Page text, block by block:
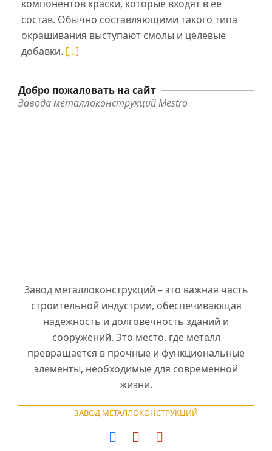
компонентов краски, которые входят в ее
состав. Обычно составляющими такого типа
окрашивания выступают смолы и целевые
добавки. [...]
Добро пожаловать на сайт
Завода металлоконструкций Mestro
Завод металлоконструкций – это важная часть
строительной индустрии, обеспечивающая
надежность и долговечность зданий и
сооружений. Это место, где металл
превращается в прочные и функциональные
элементы, необходимые для современной
жизни.
ЗАВОД МЕТАЛЛОКОНСТРУКЦИЙ